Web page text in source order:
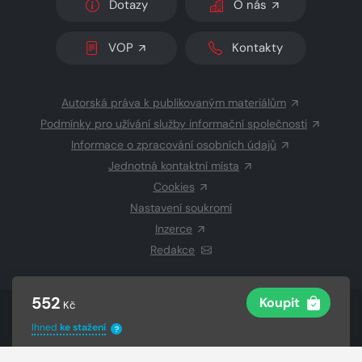
552 Kč Koupit
Ihned ke stažení ?
Dotazy O nás
VOP Kontakty
Autorská práva k publikovaným materiálům
Podmínky pro užívání služby informační společnosti
Informace o zpracování osobních údajů
Jednotná kontaktní místa
Cookies
Nastavení soukromí
Inzerce
Redakce
© 2026 Copyright CZECH NEWS CENTER a.s.a dodavatelé
VysázenoGrand IT s.r.o.